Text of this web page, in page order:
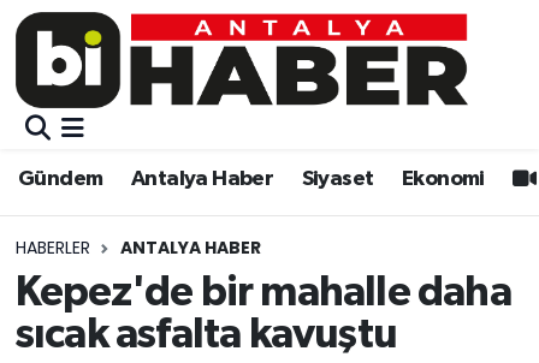
Gündem Antalya Haber Siyaset Ekonomi
HABERLER ANTALYA HABER
Kepez'de bir mahalle daha
sıcak asfalta kavuştu
Gündem
Siyaset
Ekonomi
Video
Gündem
Siyaset
Eğitim
Ekonomi
Muratpaşa Nöbetçi Eczaneler
Muratpaşa Trafik Yoğunluk Haritası
Süper Lig Puan Durumu ve Fikstür
Tüm Manşetler